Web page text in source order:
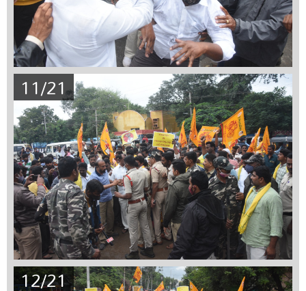
11/21
12/21